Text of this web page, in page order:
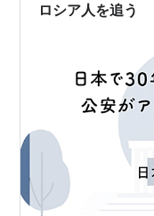
ロシア人を追う